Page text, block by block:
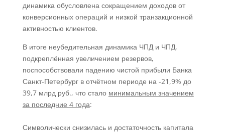
динамика обусловлена сокращением доходов от
конверсионных операций и низкой транзакционной
активностью клиентов.
В итоге неубедительная динамика ЧПД и ЧПД,
подкреплённая увеличением резервов,
поспособствовали падению чистой прибыли Банка
Санкт-Петербург в отчётном периоде на -21,9% до
39,7 млрд руб., что стало минимальным значением
за последние 4 года:
Символически снизилась и достаточность капитала